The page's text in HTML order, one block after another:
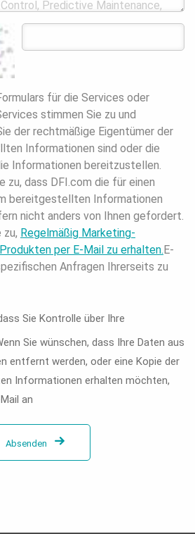
für die Services oder
stimmen Sie zu und
der rechtmäßige Eigentümer der
Informationen sind oder die
Informationen bereitzustellen.
zu, dass DFI.com die für einen
bereitgestellten Informationen
nicht anders von Ihnen gefordert.
zu, Regelmäßig Marketing-
per E-Mail zu erhalten. E-
Anfragen Ihrerseits zu
Sie Kontrolle über Ihre
Sie wünschen, dass Ihre Daten aus
entfernt werden, oder eine Kopie der
Informationen erhalten möchten,
an
Absenden